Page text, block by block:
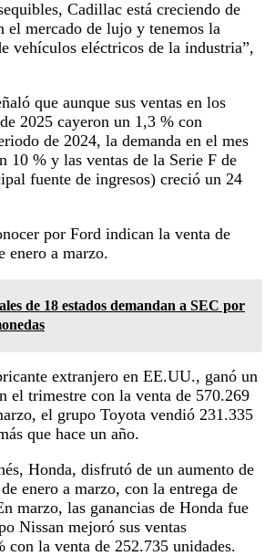
Cadillac está creciendo de
el mercado de lujo y tenemos la
vehículos eléctricos de la industria”,
que aunque sus ventas en los
2025 cayeron un 1,3 % con
de 2024, la demanda en el mes
10 % y las ventas de la Serie F de
fuente de ingresos) creció un 24
por Ford indican la venta de
enero a marzo.
de 18 estados demandan a SEC por
extranjero en EE.UU., ganó un
el trimestre con la venta de 570.269
el grupo Toyota vendió 231.335
que hace un año.
Honda, disfrutó de un aumento de
enero a marzo, con la entrega de
marzo, las ganancias de Honda fue
Nissan mejoró sus ventas
con la venta de 252.735 unidades.